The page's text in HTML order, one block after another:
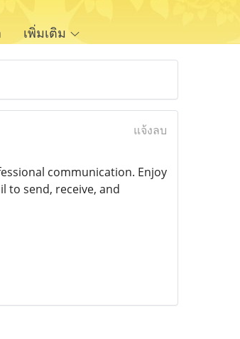
เพิ่มเติม
แจ้งลบ
communication. Enjoy
to send, receive, and